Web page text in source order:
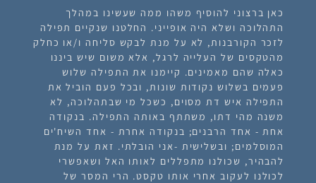
כאן ברצוני להוסיף משהו ממה שעשינו במהלך
התהלוכה ושלא היה אופייני. החלטנו שנקיים תפילה
לזכר הקורבנות, לא על מנת לבקש סליחה ו/או כחלק
מהטקסים של העלייה לרגל, אלא משום שיש ביננו
כאלה שהם מאמינים. קיימנו את התפילה שלוש
פעמים בשלוש נקודות שונות, ובכל פעם הוביל את
התפילה איש דת מסוים, כשכל מי שבתהלוכה, לא
משנה מהי דתו, משתתף באותה התפילה. בנקודה
אחת - אחד הרבנים; בנקודה אחרת - אחד השיח'ים
המוסלמים; ובשלישית -אני הובלתי. זאת על מנת
להבהיר, שכולנו מתפללים לאותו האל ושאפשרי
לכולנו לעקוב אחרי אותו טקסט. הרי המסר של